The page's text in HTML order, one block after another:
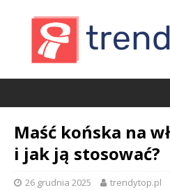
Maść końska na
i jak ją stosować?
26 grudnia 2025 trendytop.pl